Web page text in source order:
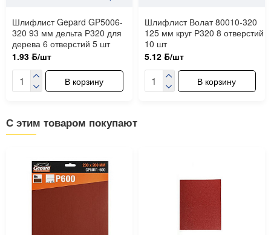
Шлифлист Gepard GP5006-
320 93 мм дельта Р320 для
дерева 6 отверстий 5 шт
1.93 ƃ/шт
В корзину
Шлифлист Волат 80010-320
125 мм круг Р320 8 отверстий
10 шт
5.12 ƃ/шт
В корзину
С этим товаром покупают